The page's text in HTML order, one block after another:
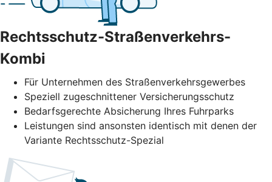
Rechtsschutz-Straßenverkehrs-
Kombi
Für Unternehmen des Straßenverkehrs­gewerbes
Speziell zugeschnittener Versicherungsschutz
Bedarfsgerechte Absicherung Ihres Fuhrparks
Leistungen sind ansonsten identisch mit denen der
Variante Rechtsschutz-Spezial